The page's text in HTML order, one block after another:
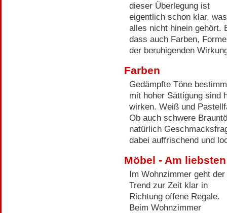
dieser Überlegung ist
eigentlich schon klar, was
alles nicht hinein gehört.
dass auch Farben,
der beruhigenden
Farben
Gedämpfte Töne
mit hoher Sättigung sind
wirken. Weiß und
Ob auch schwere
natürlich
dabei auffrischend und
Möbel - Am
Im Wohnzimmer geht der
Trend zur Zeit klar in
Richtung offene Regale.
Beim Wohnzimmer